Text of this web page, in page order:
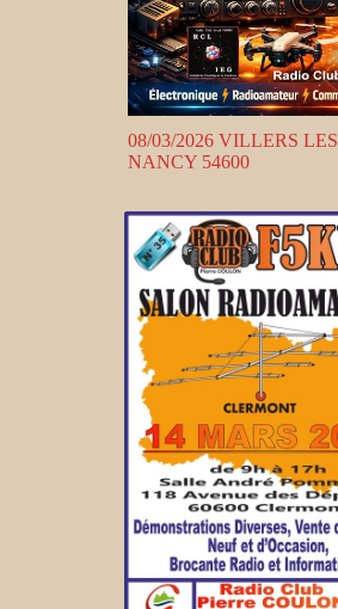
08/03/2026 VILLERS LES
NANCY 54600